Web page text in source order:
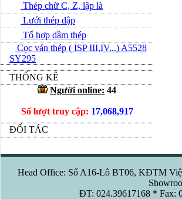
Thép chữ C, Z, lập là
Lưới thép dập
Tổ hợp dầm thép
Cọc ván thép ( ISP III,IV...) A5528
SY295
THỐNG KÊ
Người online: 44
Số lượt truy cập: 17,068,917
ĐỐI TÁC
Head Office: Số A16-Lô BT06, KĐTM
ĐT: 024.39617168 * Fax: